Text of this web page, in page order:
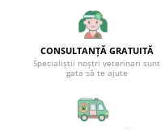
CONSULTANȚĂ GRATUITĂ
Specialiștii noștri veterinari sunt
gata să te ajute